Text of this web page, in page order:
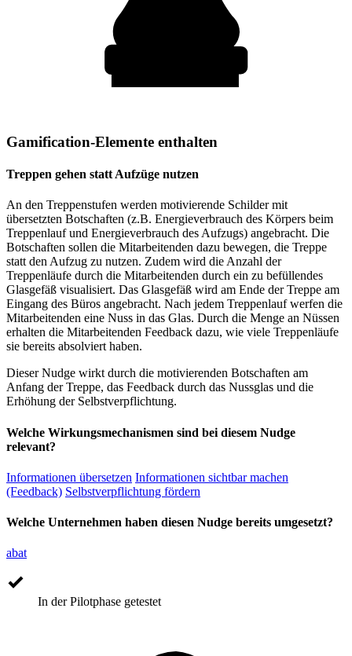
Gamification-Elemente enthalten
Treppen gehen statt Aufzüge nutzen
An den Treppenstufen werden motivierende Schilder mit
übersetzten Botschaften (z.B. Energieverbrauch des Körpers beim
Treppenlauf und Energieverbrauch des Aufzugs) angebracht. Die
Botschaften sollen die Mitarbeitenden dazu bewegen, die Treppe
statt den Aufzug zu nutzen. Zudem wird die Anzahl der
Treppenläufe durch die Mitarbeitenden durch ein zu befüllendes
Glasgefäß visualisiert. Das Glasgefäß wird am Ende der Treppe am
Eingang des Büros angebracht. Nach jedem Treppenlauf werfen die
Mitarbeitenden eine Nuss in das Glas. Durch die Menge an Nüssen
erhalten die Mitarbeitenden Feedback dazu, wie viele Treppenläufe
sie bereits absolviert haben.
Dieser Nudge wirkt durch die motivierenden Botschaften am
Anfang der Treppe, das Feedback durch das Nussglas und die
Erhöhung der Selbstverpflichtung.
Welche Wirkungsmechanismen sind bei diesem Nudge
relevant?
Informationen übersetzen Informationen sichtbar machen
(Feedback) Selbstverpflichtung fördern
Welche Unternehmen haben diesen Nudge bereits umgesetzt?
abat
In der Pilotphase getestet